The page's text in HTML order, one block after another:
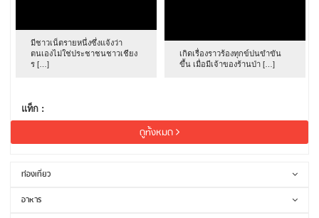
มีชาวเน็ตรายหนึ่งซึ่งแจ้งว่า
ตนเองไม่ใช่ประชาชนชาวเชียง
ร […]
เกิดเรื่องราวร้องทุกข์ปนขำขัน
ขึ้น เมื่อมีเจ้าของร้านป่า […]
แท็ก :
ดูทั้งหมด
ท่องเที่ยว
อาหาร